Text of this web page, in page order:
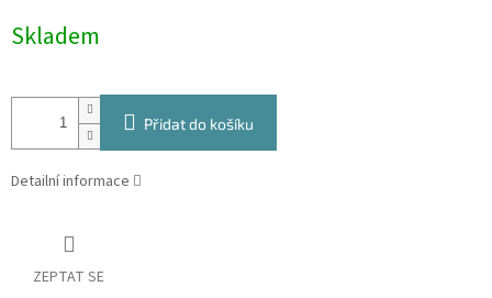
cena:
Skladem
Přidat do košíku
Detailní informace
ZEPTAT SE